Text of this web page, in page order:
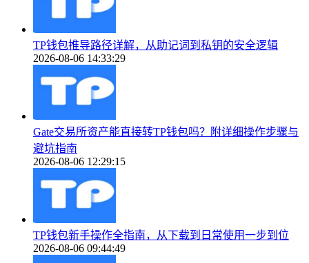
TP钱包推导路径详解，从助记词到私钥的安全逻辑
2026-08-06 14:33:29
Gate交易所资产能直接转TP钱包吗？附详细操作步骤与
避坑指南
2026-08-06 12:29:15
TP钱包新手操作全指南，从下载到日常使用一步到位
2026-08-06 09:44:49